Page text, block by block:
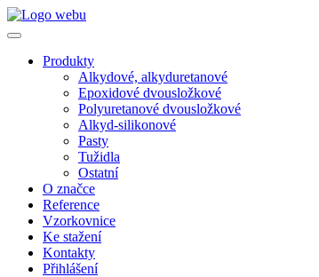
Produkty
Alkydové, alkyduretanové
Epoxidové dvousložkové
Polyuretanové dvousložkové
Alkyd-silikonové
Pasty
Tužidla
Ostatní
O značce
Reference
Vzorkovnice
Ke stažení
Kontakty
Přihlášení